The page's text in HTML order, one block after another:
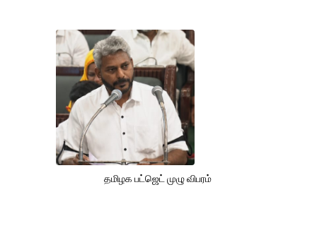
தமிழக பட்ஜெட் முழு விபரம்